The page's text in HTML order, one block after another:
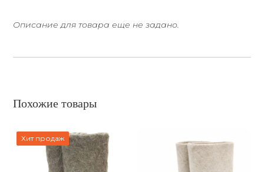
Описание для товара еще не задано.
Похожие товары
Хит продаж